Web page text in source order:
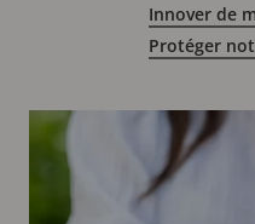
Innover de
Protéger